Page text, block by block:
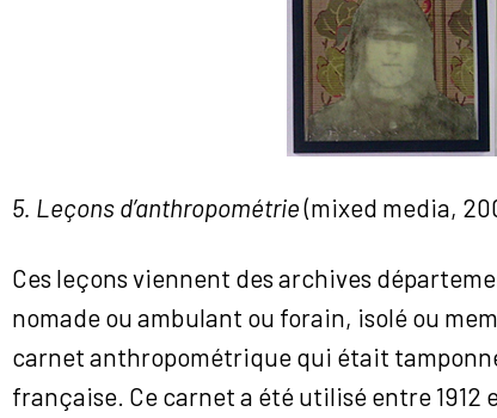
5. Leçons d’anthropométrie(mixed media,
Ces leçons viennent des archives
nomade ou ambulant ou forain, isolé ou
carnet anthropométrique qui était
française. Ce carnet a été utilisé entre 1912